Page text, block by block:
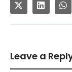
Leave a